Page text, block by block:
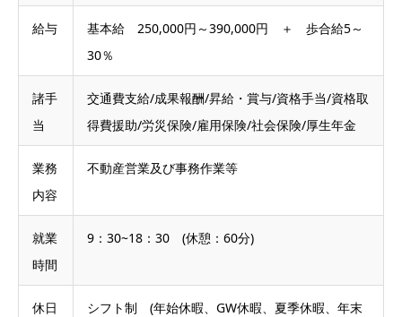
給与
基本給 250,000円～390,000円 ＋ 歩合給5～
30％
諸手
当
交通費支給/成果報酬/昇給・賞与/資格手当/資格取
得費援助/労災保険/雇用保険/社会保険/厚生年金
業務
内容
不動産営業及び事務作業等
就業
時間
9：30~18：30 (休憩：60分)
休日
シフト制 (年始休暇、GW休暇、夏季休暇、年末